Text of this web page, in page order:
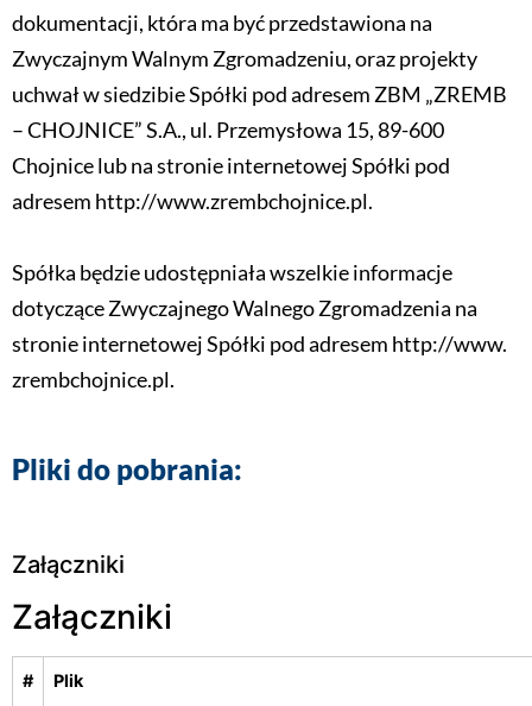
dokumentacji, która ma być przedstawiona na
Zwyczajnym Walnym Zgromadzeniu, oraz projekty
uchwał w siedzibie Spółki pod adresem ZBM „ZREMB
– CHOJNICE” S.A., ul. Przemysłowa 15, 89-600
Chojnice lub na stronie internetowej Spółki pod
adresem http://www.zrembchojnice.pl.
Spółka będzie udostępniała wszelkie informacje
dotyczące Zwyczajnego Walnego Zgromadzenia na
stronie internetowej Spółki pod adresem http://www.
zrembchojnice.pl.
Pliki do pobrania:
Załączniki
Załączniki
# Plik